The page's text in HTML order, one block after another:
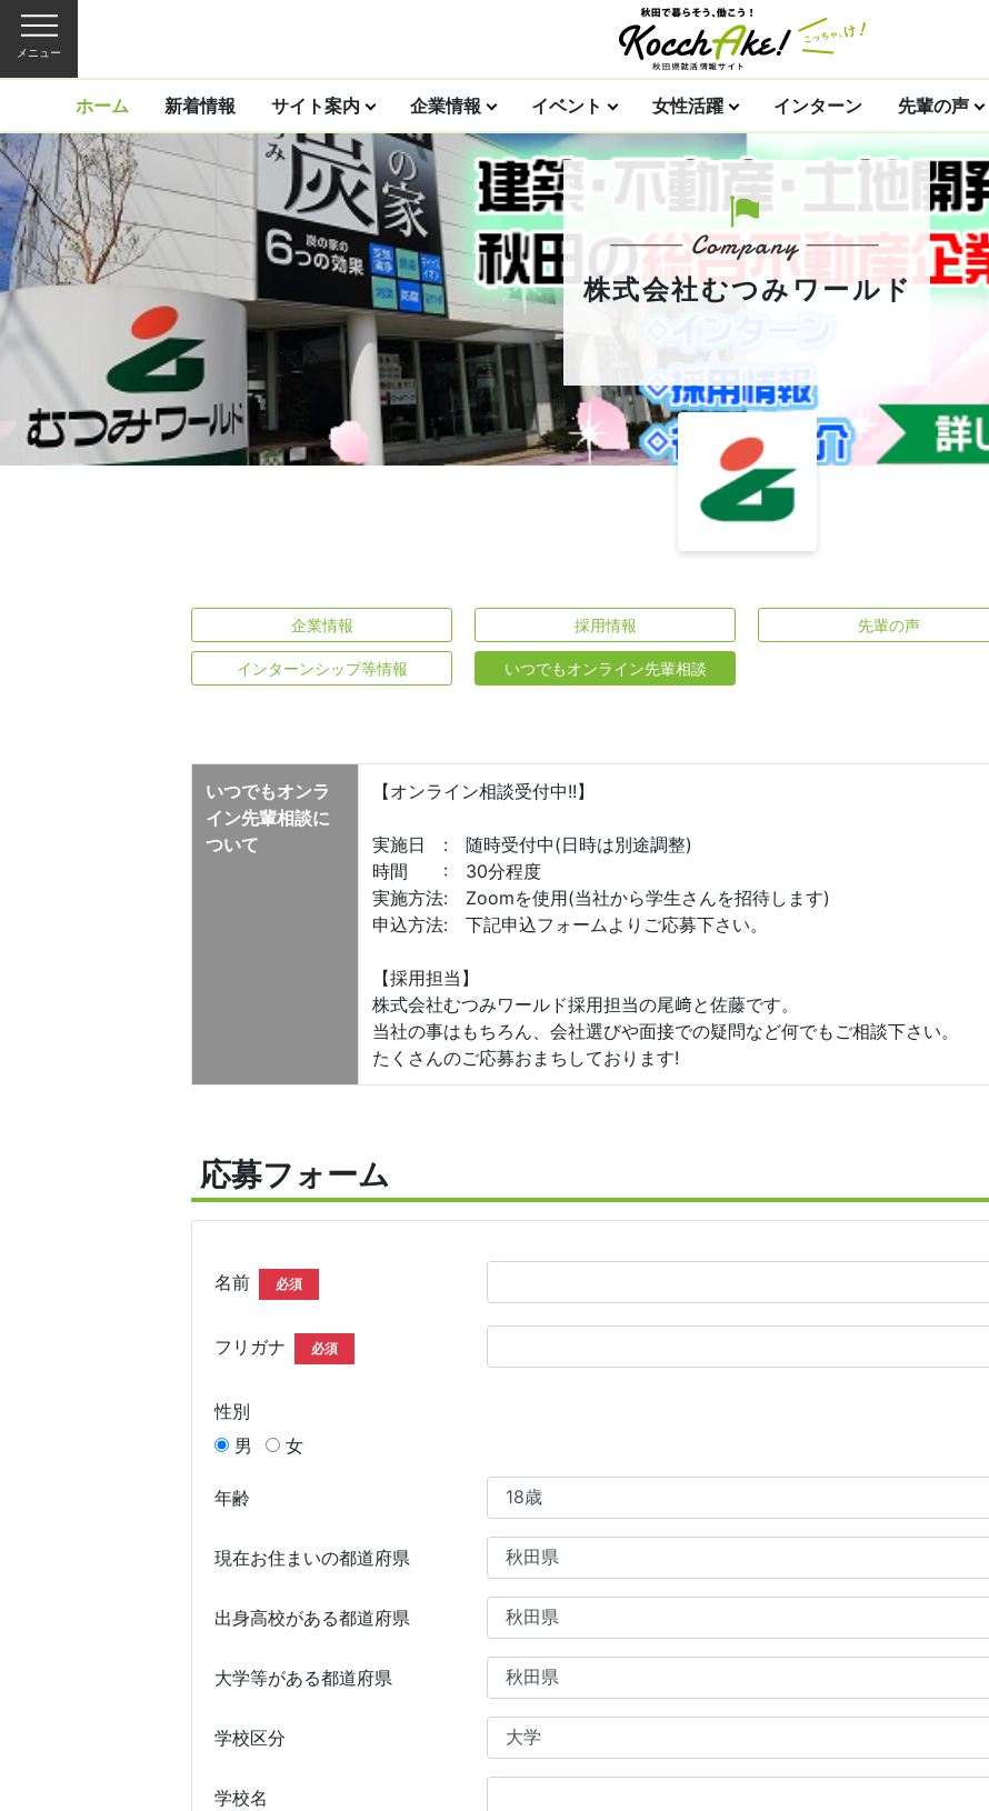
メニュー
ホーム 新着情報 サイト案内 企業情報 イベント 女性活躍 インターン 先輩の声
株式会社むつみワールド
企業情報 採用情報 先輩の声
インターンシップ等情報 いつでもオンライン先輩相談
いつでもオンラ
イン先輩相談に
ついて
【オンライン相談受付中!!】
実施日 : 随時受付中(日時は別途調整)
時間 : 30分程度
実施方法: Zoomを使用(当社から学生さんを招待します)
申込方法: 下記申込フォームよりご応募下さい。
【採用担当】
株式会社むつみワールド採用担当の尾﨑と佐藤です。
当社の事はもちろん、会社選びや面接での疑問など何でもご相談下さい。
たくさんのご応募おまちしております!
応募フォーム
名前 必須
フリガナ 必須
性別
男
女
年齢
現在お住まいの都道府県
出身高校がある都道府県
大学等がある都道府県
学校区分
学校名